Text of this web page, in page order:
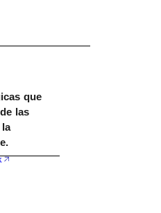
que
las